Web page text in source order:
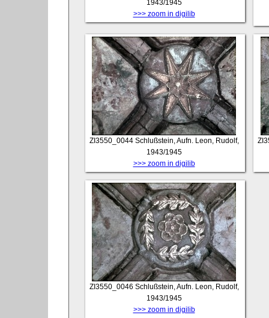
1943/1945
>>> zoom in digilib
ZI3550_0044 Schlußstein, Aufn. Leon, Rudolf,
1943/1945
>>> zoom in digilib
ZI3550_0046 Schlußstein, Aufn. Leon, Rudolf,
1943/1945
>>> zoom in digilib